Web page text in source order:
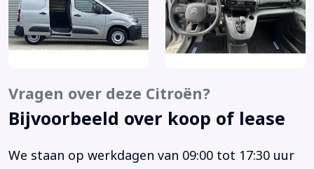
Apple Carplay/Android Auto
Armsteun voor
Bandenspanningscontrolesysteem
Boordcomputer
Brake Assist System
Buitenspiegels verwarmbaar
Vragen over deze Citroën?
Bijvoorbeeld over koop of lease
We staan op werkdagen van 09:00 tot 17:30 uur